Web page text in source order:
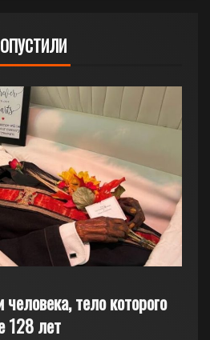
тело которого
128 лет